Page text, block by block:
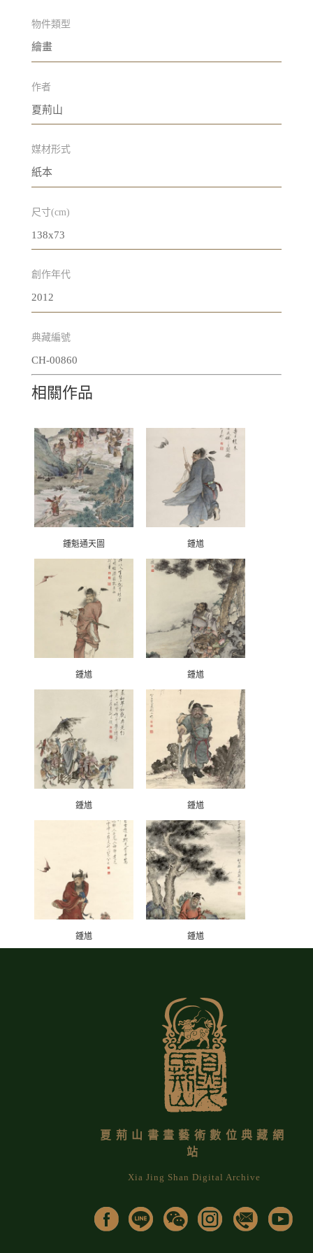
物件類型
繪畫
作者
夏荊山
媒材形式
紙本
尺寸(cm)
138x73
創作年代
2012
典藏編號
CH-00860
相關作品
鍾魁通天圖 鍾馗
鍾馗 鍾馗
鍾馗 鍾馗
鍾馗 鍾馗
夏荊山書畫藝術數位典藏網
站
Xia Jing Shan Digital Archive